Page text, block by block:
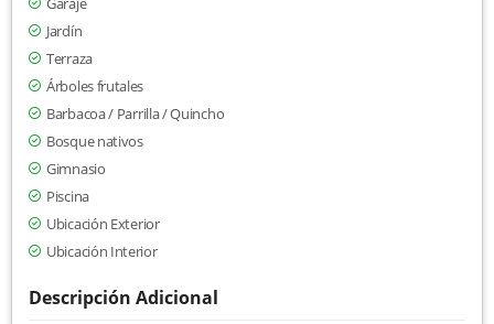
Jardín
Terraza
Árboles frutales
Barbacoa / Parrilla / Quincho
Bosque nativos
Gimnasio
Piscina
Ubicación Exterior
Ubicación Interior
Descripción Adicional